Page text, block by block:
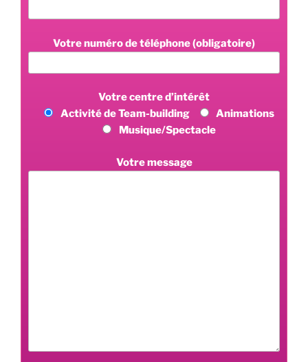
Votre numéro de téléphone (obligatoire)
Votre centre d’intérêt
Activité de Team-building
Animations
Musique/Spectacle
Votre message